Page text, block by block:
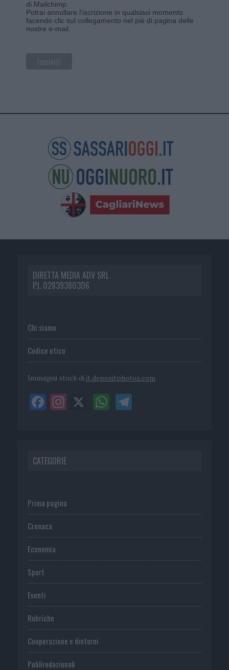
di Mailchimp
Potrai annullare l'iscrizione in qualsiasi momento
facendo clic sul collegamento nel piè di pagina delle
nostre e-mail.
DIRETTA MEDIA ADV SRL
P.I. 02839380306
Chi siamo
Codice etico
Immagini stock di it.depositphotos.com
CATEGORIE
Prima pagina
Cronaca
Economia
Sport
Eventi
Rubriche
Cooperazione e dintorni
Publiredazionali